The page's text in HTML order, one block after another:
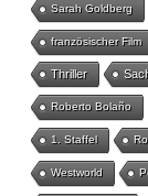
Sarah Goldberg
französischer Film
Thriller
Roberto Bolaño
1. Staffel
Westworld